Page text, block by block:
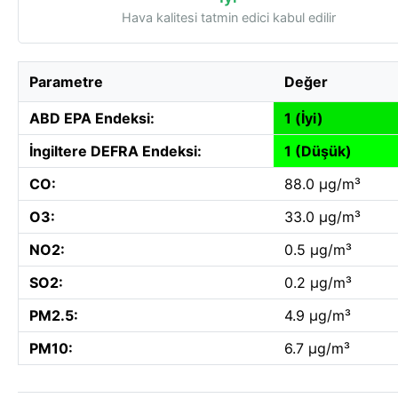
Hava kalitesi tatmin edici kabul edilir
Parametre Değer
ABD EPA Endeksi:
1 (İyi)
İngiltere DEFRA Endeksi:
1 (Düşük)
CO:
88.0 µg/m³
O3:
33.0 µg/m³
NO2:
0.5 µg/m³
SO2:
0.2 µg/m³
PM2.5:
4.9 µg/m³
PM10:
6.7 µg/m³